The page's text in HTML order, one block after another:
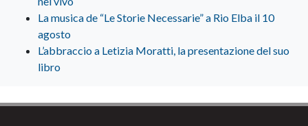
La musica de “Le Storie Necessarie” a Rio Elba il 10
agosto
L’abbraccio a Letizia Moratti, la presentazione del suo
libro